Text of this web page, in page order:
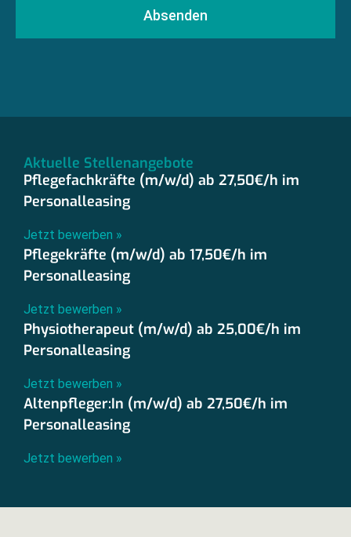
Absenden
Aktuelle Stellenangebote
Pflegefachkräfte (m/w/d) ab 27,50€/h im
Personalleasing
Jetzt bewerben »
Pflegekräfte (m/w/d) ab 17,50€/h im
Personalleasing
Jetzt bewerben »
Physiotherapeut (m/w/d) ab 25,00€/h im
Personalleasing
Jetzt bewerben »
Altenpfleger:In (m/w/d) ab 27,50€/h im
Personalleasing
Jetzt bewerben »